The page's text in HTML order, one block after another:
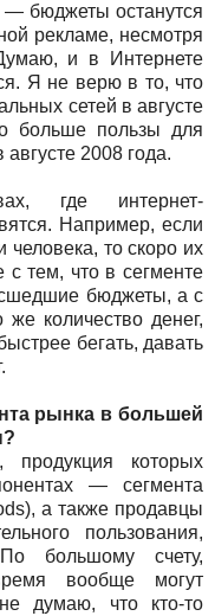
— бюджеты останутся
рекламе, несмотря
и в Интернете
Я не верю в то, что
сетей в августе
больше пользы для
2008 года.
где интернет-
Например, если
то скоро их
с тем, что в сегменте
бюджеты, а с
же количество денег,
бегать, давать
рынка в большей
которых
— сегмента
а также продавцы
пользования,
большому счету,
вообще могут
думаю, что кто-то